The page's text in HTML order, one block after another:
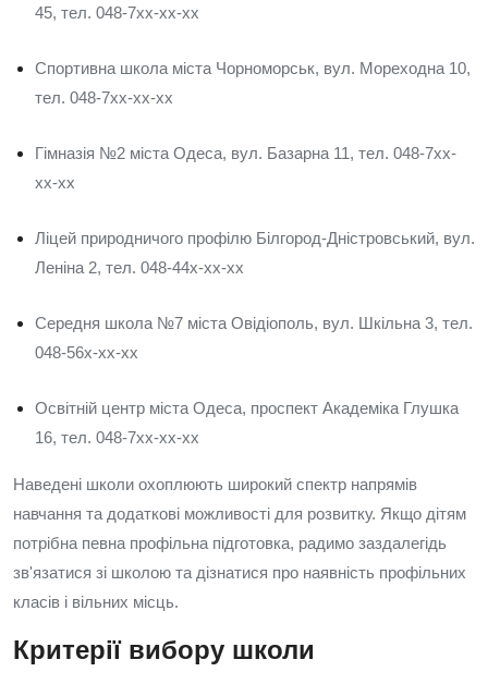
45, тел. 048-7xx-xx-xx
Спортивна школа міста Чорноморськ, вул. Мореходна 10,
тел. 048-7xx-xx-xx
Гімназія №2 міста Одеса, вул. Базарна 11, тел. 048-7xx-
xx-xx
Ліцей природничого профілю Білгород‑Дністровський, вул.
Леніна 2, тел. 048-44x-xx-xx
Середня школа №7 міста Овідіополь, вул. Шкільна 3, тел.
048-56x-xx-xx
Освітній центр міста Одеса, проспект Академіка Глушка
16, тел. 048-7xx-xx-xx
Наведені школи охоплюють широкий спектр напрямів
навчання та додаткові можливості для розвитку. Якщо дітям
потрібна певна профільна підготовка, радимо заздалегідь
зв'язатися зі школою та дізнатися про наявність профільних
класів і вільних місць.
Критерії вибору школи